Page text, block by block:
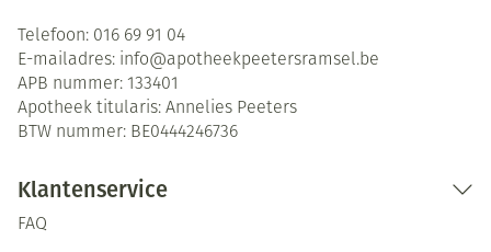
Telefoon: 016 69 91 04
E-mailadres: info@apotheekpeetersramsel.be
APB nummer: 133401
Apotheek titularis: Annelies Peeters
BTW nummer: BE0444246736
Klantenservice
FAQ